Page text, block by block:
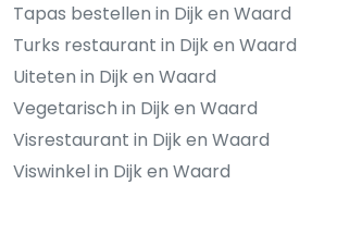
Tapas bestellen in Dijk en Waard
Turks restaurant in Dijk en Waard
Uiteten in Dijk en Waard
Vegetarisch in Dijk en Waard
Visrestaurant in Dijk en Waard
Viswinkel in Dijk en Waard